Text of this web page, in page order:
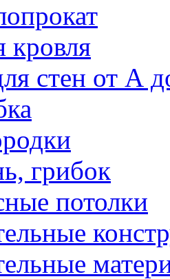
кровля
стен от А
грибок
потолки